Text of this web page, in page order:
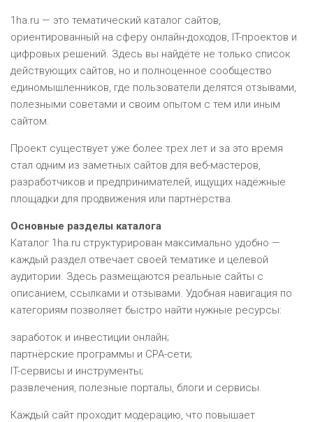
1ha.ru — это тематический каталог сайтов,
ориентированный на сферу онлайн-доходов, IT-проектов и
цифровых решений. Здесь вы найдёте не только список
действующих сайтов, но и полноценное сообщество
единомышленников, где пользователи делятся отзывами,
полезными советами и своим опытом с тем или иным
сайтом.
Проект существует уже более трех лет и за это время
стал одним из заметных сайтов для веб-мастеров,
разработчиков и предпринимателей, ищущих надёжные
площадки для продвижения или партнёрства.
Основные разделы каталога
Каталог 1ha.ru структурирован максимально удобно —
каждый раздел отвечает своей тематике и целевой
аудитории. Здесь размещаются реальные сайты с
описанием, ссылками и отзывами. Удобная навигация по
категориям позволяет быстро найти нужные ресурсы:
заработок и инвестиции онлайн;
партнёрские программы и CPA-сети;
IT-сервисы и инструменты;
развлечения, полезные порталы, блоги и сервисы.
Каждый сайт проходит модерацию, что повышает